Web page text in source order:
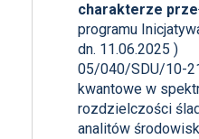
charakterze
programu
dn. 11.06.2025 )
05/040/SDU/10-
kwantowe w
rozdzielczości
analitów